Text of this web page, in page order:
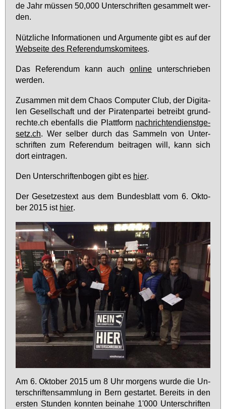
de Jahr müs­sen 50,000 Un­ter­schrif­ten ge­sam­melt wer­
den.
Nütz­li­che In­for­ma­tio­nen und Ar­gu­men­te gibt es auf der
Web­sei­te des Re­fe­ren­dums­ko­mi­tees.
Das Re­fe­ren­dum kann auchon­line un­ter­schrie­ben
wer­den.
Zu­sam­men mit dem Cha­os Com­pu­ter Club, der Di­gi­ta­
len Ge­sell­schaft und der Pi­ra­ten­par­tei be­treibt grund­
rech­te.ch eben­falls die Platt­form nach­rich­ten­dienst­ge­
setz.ch . Wer sel­ber durch das Sam­meln von Un­ter­
schrif­ten zum Re­fe­ren­dum bei­tra­gen will, kann sich
dort ein­tra­gen.
Den Un­ter­schrif­ten­bo­gen gibt es hier.
Der Ge­set­zes­text aus dem Bun­des­blatt vom 6. Ok­to­
ber 2015 ist hier.
Am 6. Ok­to­ber 2015 um 8 Uhr mor­gens wur­de die Un­
ter­schrif­ten­samm­lung in Bern ge­star­tet. Be­reits in den
ers­ten Stun­den konn­ten bei­na­he 1'000 Un­ter­schrif­ten